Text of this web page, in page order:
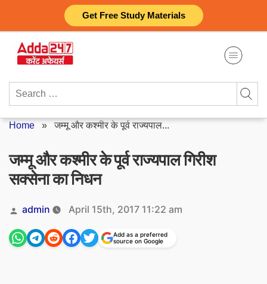
Get Free Study Materials
content
Search
Home »जम्मू और कश्मीर के पूर्व राज्यपाल...
जम्मू और कश्मीर के पूर्व राज्यपाल गिरीश
सक्सेना का निधन
Posted
by
admin April 15th, 2017 11:22 am
Add as a preferred
source on Google